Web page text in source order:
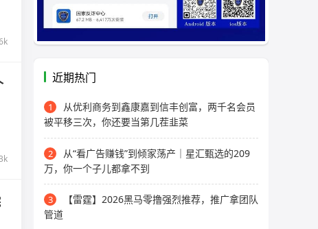
近期热门
1
从优利商务到鑫康嘉到信丰创富，两千名会员
被平移三次，你还要当第几茬韭菜
2
从“看广告赚钱”到倾家荡产｜星汇甄选的209
万，你一个子儿都拿不到
3
【雷霆】2026黑马零撸强烈推荐，推广拿团队
管道